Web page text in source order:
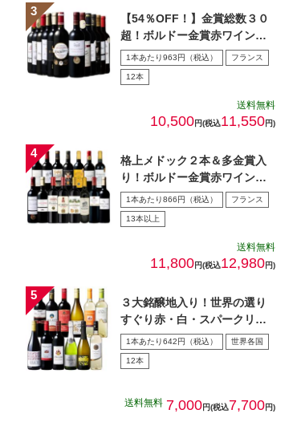
【54％OFF！】金賞総数３０
超！ボルドー金賞赤ワイン１
２本セット 第１5弾
1本あたり963円（税込） フランス
12本
送料無料
10,500円(税込11,550円)
格上メドック２本＆多金賞入
り！ボルドー金賞赤ワイン１
５本セット 第28弾
1本あたり866円（税込） フランス
13本以上
送料無料
11,800円(税込12,980円)
３大銘醸地入り！世界の選り
すぐり赤・白・スパークリン
グワイン飲み比べ１2本セッ
ト…
1本あたり642円（税込） 世界各国
12本
送料無料 7,000円(税込7,700円)